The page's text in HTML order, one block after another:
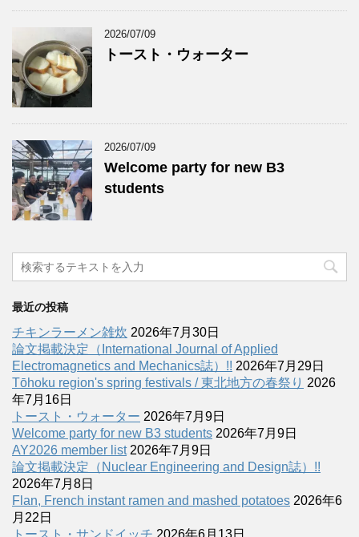
2026/07/09
トースト・ウォーター
2026/07/09
Welcome party for new B3
students
最近の投稿
チキンラーメン雑炊 2026年7月30日
論文掲載決定（International Journal of Applied
Electromagnetics and Mechanics誌）!! 2026年7月29日
Tōhoku region's spring festivals / 東北地方の春祭り 2026
年7月16日
トースト・ウォーター 2026年7月9日
Welcome party for new B3 students 2026年7月9日
AY2026 member list 2026年7月9日
論文掲載決定（Nuclear Engineering and Design誌）!!
2026年7月8日
Flan, French instant ramen and mashed potatoes 2026年6
月22日